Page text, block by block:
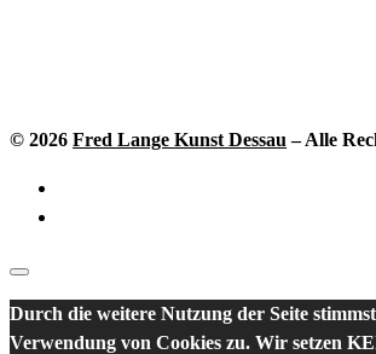
© 2026 Fred Lange Kunst Dessau – Alle
Durch die weitere Nutzung der Seite
Verwendung von Cookies zu. Wir setzen